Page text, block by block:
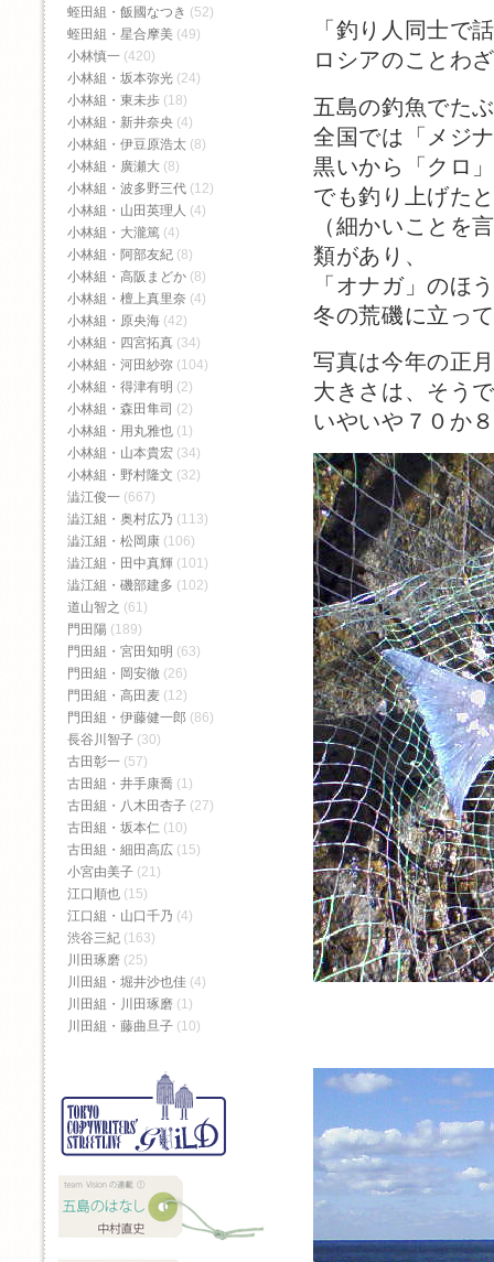
「釣り人同士で
ロシアのことわ
五島の釣魚でた
全国では「メジ
黒いから「クロ
でも釣り上げた
（細かいことを
類があり、
「オナガ」のほ
冬の荒磯に立っ
写真は今年の正
大きさは、そう
いやいや７０か
蛭田組・飯國なつき (52)
蛭田組・星合摩美 (49)
小林慎一 (420)
小林組・坂本弥光 (24)
小林組・東未歩 (18)
小林組・新井奈央 (4)
小林組・伊豆原浩太 (8)
小林組・廣瀬大 (8)
小林組・波多野三代 (12)
小林組・山田英理人 (4)
小林組・大瀧篤 (4)
小林組・阿部友紀 (8)
小林組・高阪まどか (8)
小林組・檀上真里奈 (4)
小林組・原央海 (42)
小林組・四宮拓真 (34)
小林組・河田紗弥 (104)
小林組・得津有明 (2)
小林組・森田隼司 (2)
小林組・用丸雅也 (1)
小林組・山本貴宏 (34)
小林組・野村隆文 (32)
澁江俊一 (667)
澁江組・奥村広乃 (113)
澁江組・松岡康 (106)
澁江組・田中真輝 (101)
澁江組・磯部建多 (102)
道山智之 (61)
門田陽 (189)
門田組・宮田知明 (63)
門田組・岡安徹 (26)
門田組・高田麦 (12)
門田組・伊藤健一郎 (86)
長谷川智子 (30)
古田彰一 (57)
古田組・井手康喬 (1)
古田組・八木田杏子 (27)
古田組・坂本仁 (10)
古田組・細田高広 (15)
小宮由美子 (21)
江口順也 (15)
江口組・山口千乃 (4)
渋谷三紀 (163)
川田琢磨 (25)
川田組・堀井沙也佳 (4)
川田組・川田琢磨 (1)
川田組・藤曲旦子 (10)